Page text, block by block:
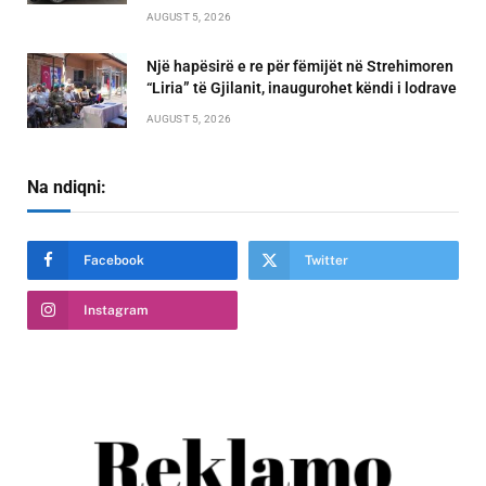
AUGUST 5, 2026
Një hapësirë e re për fëmijët në Strehimoren
“Liria” të Gjilanit, inaugurohet këndi i lodrave
AUGUST 5, 2026
Na ndiqni:
Facebook Twitter
Instagram